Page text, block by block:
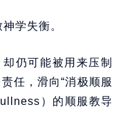
学失衡。
仍可能被用来压制
任，滑向“消极顺服
）的顺服教导